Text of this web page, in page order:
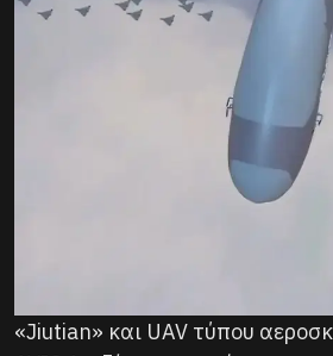
«Jiutian» και UAV τύπου